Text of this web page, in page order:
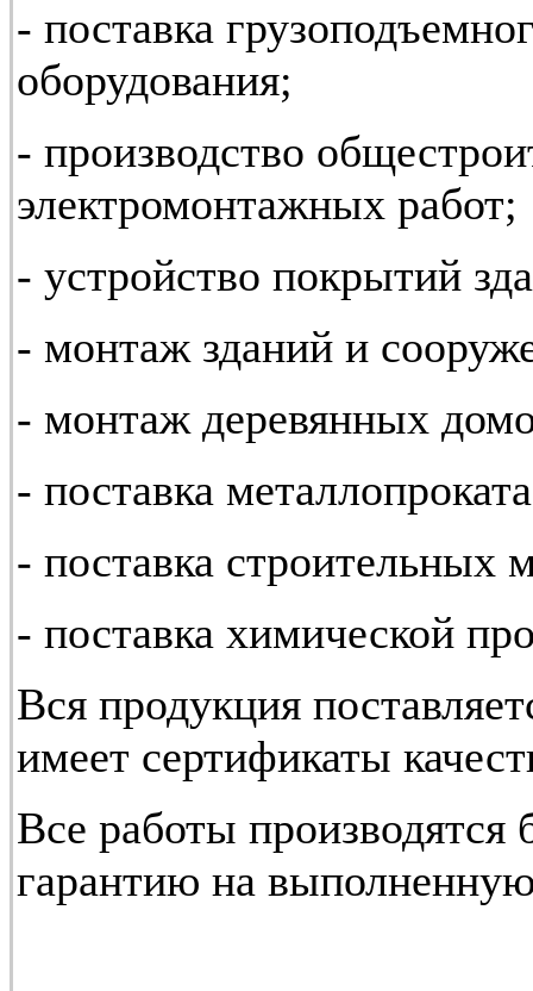
- поставка
оборудования;
- производство
электромонтажных работ;
- устройство покрытий
- монтаж зданий и
- монтаж деревянных
- поставка
- поставка строительных
- поставка химической
Вся продукция
имеет сертификаты
Все работы производятся
гарантию на